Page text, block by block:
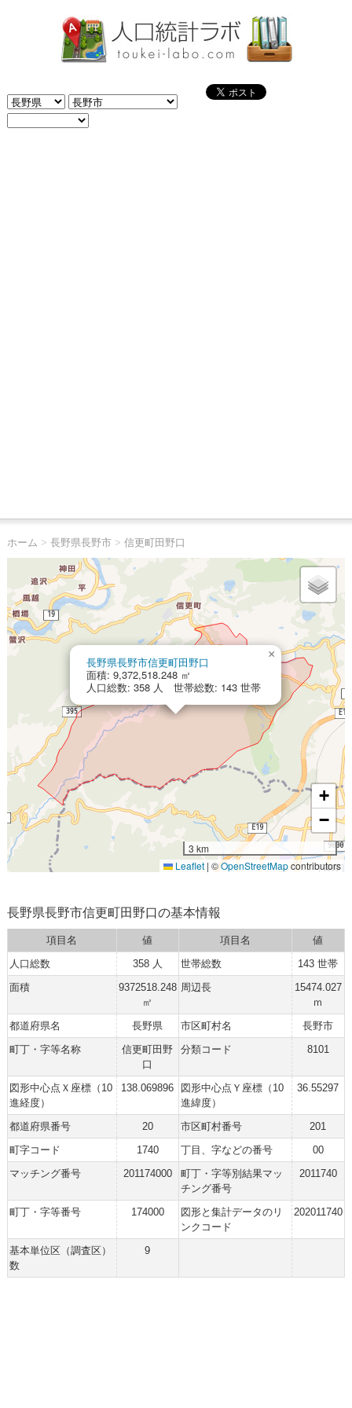
ホーム > 長野県長野市> 信更町田野口
長野県長野市信更町田野口
面積: 9,372,518.248 ㎡
人口総数: 358 人 世帯総数: 143 世帯
×
+
−
3 km
Leaflet | ©OpenStreetMapcontributors
長野県長野市信更町田野口の基本情報
項目名 値 項目名
値
人口総数
358 人 世帯総数
143 世帯
面積
9372518.248
㎡
周辺長
15474.027
ｍ
都道府県名
長野県 市区町村名
長野市
町丁・字等名称
信更町田野
口
分類コード 8101
図形中心点Ｘ座標（10
進経度）
138.069896
図形中心点Ｙ座標（10
進緯度）
36.55297
都道府県番号 20 市区町村番号
201
町字コード
1740 丁目、字などの番号
00
マッチング番号
201174000
町丁・字等別結果マッ
チング番号
2011740
町丁・字等番号 174000
図形と集計データのリ
ンクコード
202011740
基本単位区（調査区）
数
9